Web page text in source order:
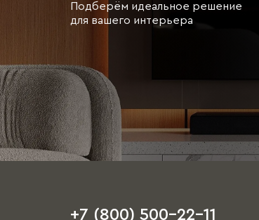
Подберём идеальное решение
для вашего интерьера
+7 (800) 500-22-11